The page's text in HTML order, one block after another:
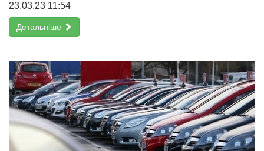
23.03.23 11:54
Детальніше